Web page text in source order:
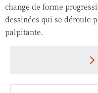
change de forme
dessinées qui se déroule
palpitante.